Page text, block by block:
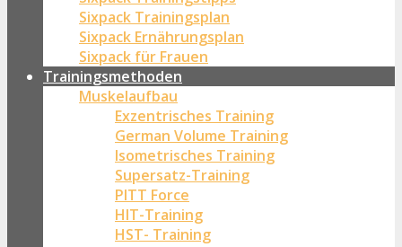
Sixpack Trainingsplan
Sixpack Ernährungsplan
Sixpack für Frauen
Trainingsmethoden
Muskelaufbau
Exzentrisches Training
German Volume Training
Isometrisches Training
Supersatz-Training
PITT Force
HIT-Training
HST- Training